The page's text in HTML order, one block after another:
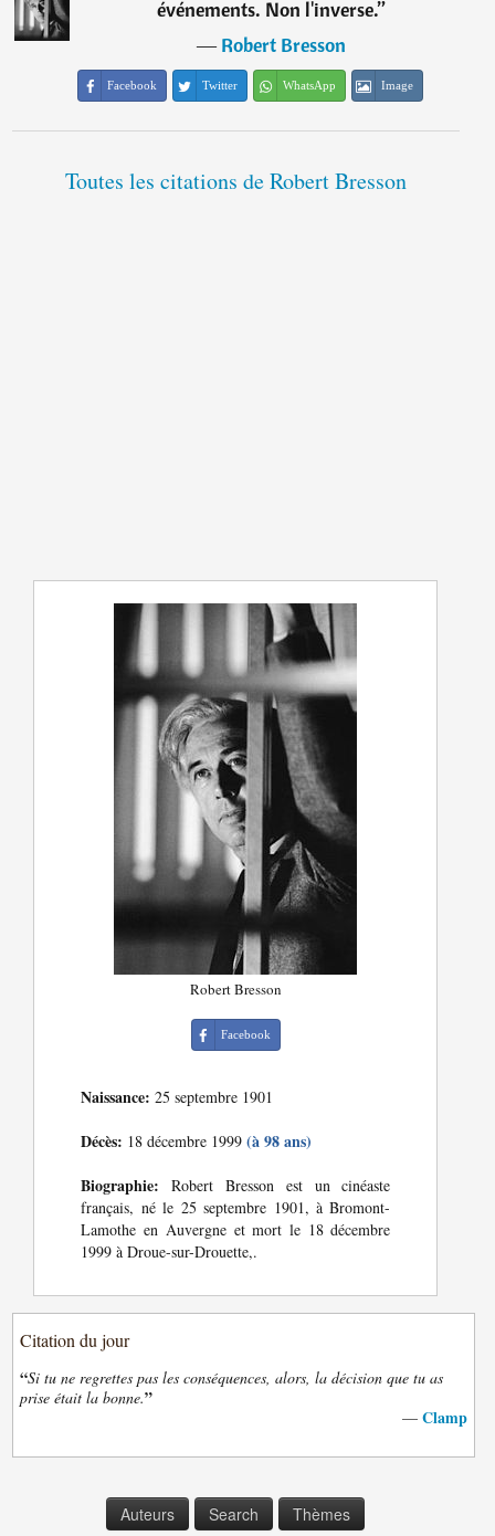
événements. Non l'inverse.”
―Robert Bresson
Facebook Twitter WhatsApp Image
Toutes les citations de Robert Bresson
Robert Bresson
Facebook
Naissance: 25 septembre 1901
Décès: 18 décembre 1999(à 98 ans)
Biographie: Robert Bresson est un cinéaste
français, né le 25 septembre 1901, à Bromont-
Lamothe en Auvergne et mort le 18 décembre
1999 à Droue-sur-Drouette,.
Citation du jour
“Si tu ne regrettes pas les conséquences, alors, la décision que tu as
prise était la bonne.”
— Clamp
Auteurs Search Thèmes